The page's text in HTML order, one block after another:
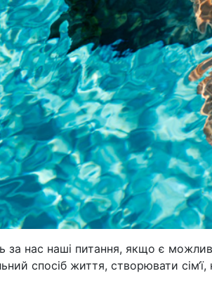
за нас наші питання, якщо є
спосіб життя, створювати